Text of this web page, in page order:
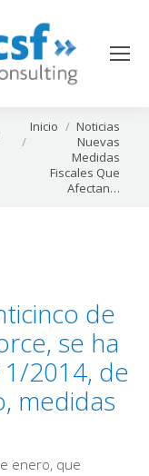
Estás aquí:
Inicio
Noticias
Nuevas
Medidas
Fiscales Que
Afectan…
de
se ha
2014, de
medidas
enero, que